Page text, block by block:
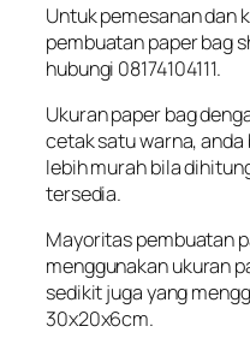
Untuk pemesanan dan
pembuatan paper bag
hubungi 08174104111.
Ukuran paper bag
cetak satu warna,
lebih murah bila
tersedia.
Mayoritas pembuatan
menggunakan ukuran
sedikit juga yang
30x20x6cm.